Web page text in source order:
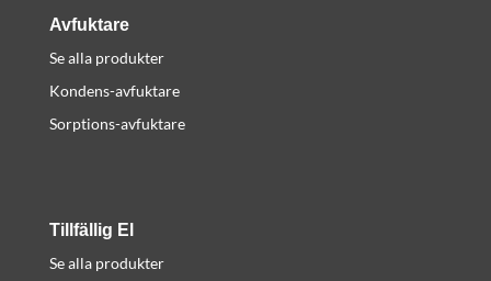
Avfuktare
Se alla produkter
Kondens-avfuktare
Sorptions-avfuktare
Tillfällig El
Se alla produkter